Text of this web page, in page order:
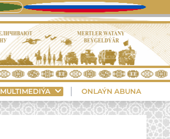
MULTIMEDIÝA ONLAÝN ABUNA